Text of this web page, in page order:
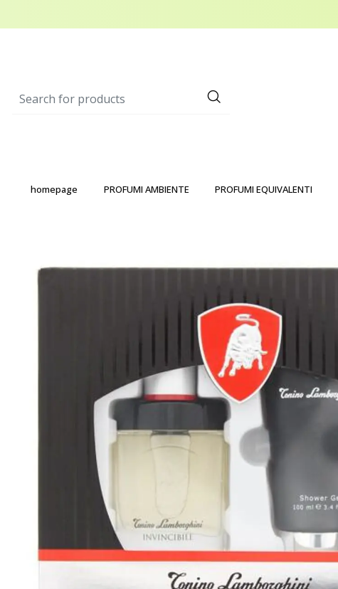
homepage PROFUMI AMBIENTE PROFUMI EQUIVALENTI